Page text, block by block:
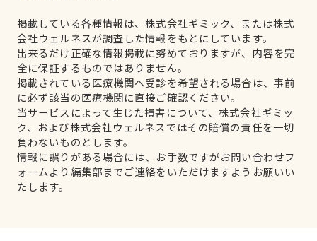
掲載している各種情報は、株式会社ギミック、または株式
会社ウェルネスが調査した情報をもとにしています。
出来るだけ正確な情報掲載に努めておりますが、内容を完
全に保証するものではありません。
掲載されている医療機関へ受診を希望される場合は、事前
に必ず該当の医療機関に直接ご確認ください。
当サービスによって生じた損害について、株式会社ギミッ
ク、および株式会社ウェルネスではその賠償の責任を一切
負わないものとします。
情報に誤りがある場合には、お手数ですがお問い合わせフ
ォームより編集部までご連絡をいただけますようお願いい
たします。